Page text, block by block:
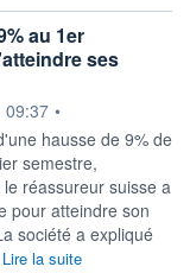
au 1er
ses
09:37 •
hausse de 9% de
semestre,
réassureur suisse a
⁠pour atteindre son
‌société a expliqué
Lire la suite